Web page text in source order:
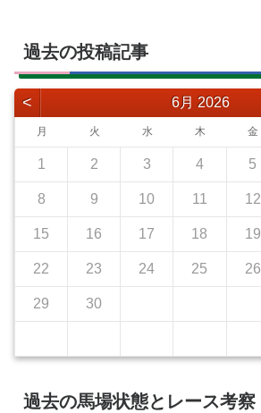
過去の投稿記事
< 6月 2026
月 火 水 木 金
1 2 3 4 5
8 9 10 11 12
15 16 17 18 19
22 23 24 25 26
29 30
過去の馬場状態とレース考察